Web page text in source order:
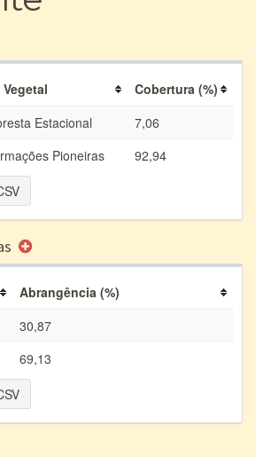
Cobertura (%)
Estacional
7,06
Pioneiras
92,94
Abrangência (%)
30,87
69,13